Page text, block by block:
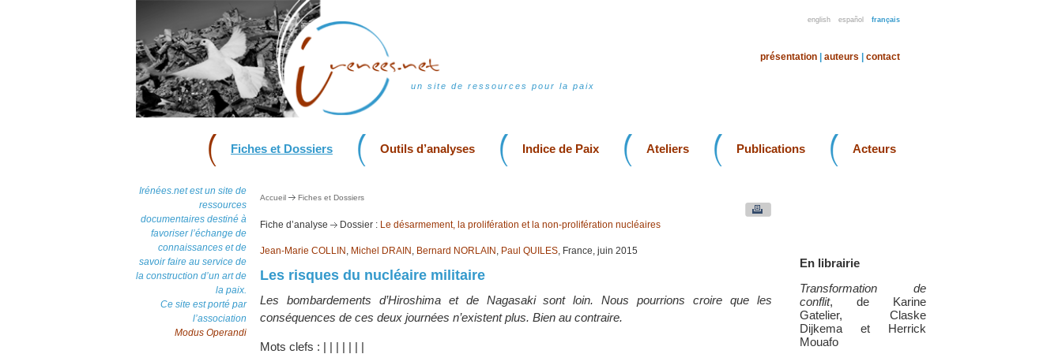
english español français
un site de ressources pour la paix
présentation auteurs contact
Fiches et Dossiers Outils d’analyses Indice de Paix Ateliers Publications Acteurs
Irénées.net est un site de
ressources
documentaires destiné à
favoriser l’échange de
connaissances et de
savoir faire au service de
la construction d’un art de
la paix.
Ce site est porté par
l’association
Modus Operandi
En librairie
Transformation de
conflit, de Karine
Gatelier, Claske
Dijkema et Herrick
Mouafo
Accueil Fiches et Dossiers
Fiche d’analyse Dossier : Le désarmement, la prolifération et la non-prolifération nucléaires
Jean-Marie COLLIN , Michel DRAIN , Bernard NORLAIN , Paul QUILES, France, juin 2015
Les risques du nucléaire militaire
Les bombardements d’Hiroshima et de Nagasaki sont loin. Nous pourrions croire que les
conséquences de ces deux journées n’existent plus. Bien au contraire.
Mots clefs : | | | | | | |